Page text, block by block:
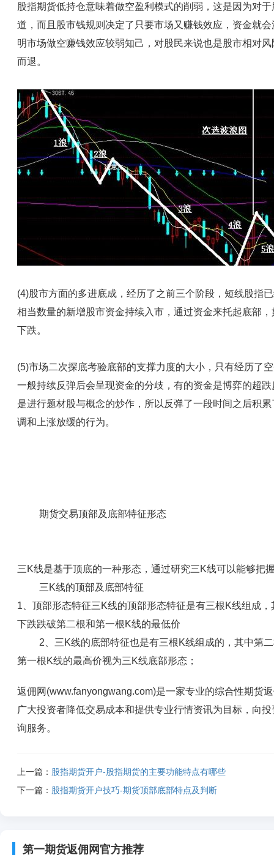
股指期货低持仓意味着做空盈利模式的削弱，这是因为对
道，而且股市钱规则决定了只要市场又赚钱效应，资金就
明市场做空赚钱效应较弱知己，对股民来说也是股市相对
而退。
(4)股市方面的多进底成，经历了之前三个阶段，短线股指
相当数量的新增股市资金持续入市，通过资金来托起底部
下跌。
(5)市场二次探底考验底部的支撑力度的大小，只有经历了
一般持续反弹后会呈现资金的分歧，有的资金是博弈的超
是进行题材股与概念的炒作，所以反弹了一段时间之后积
调和上涨放缓的行为。
期货交易顶部及底部特征形态
三K线是基于顶底的一种形态，通过研究三K线可以能够把
三K线的顶部及底部特征
1、顶部形态特征三K线的顶部形态特征是有三根K线组成
下跌跌破第二根和第一根K线的最低价
2、三K线的底部特征也是有三根K线组成的，其中第二
第一根K线的最高价视为三K线底部形态；
返佣网(www.fanyongwang.com)是一家专业的综合性期货
广大投资者降低交易成本和提供专业行情资讯为目标，向
询服务。
上一篇： 股指期货开户-股指期货的主要功能特点有哪些
下一篇： 股指期货开户技巧-期货顶部底部特点及判断
第一期货返佣网官方推荐